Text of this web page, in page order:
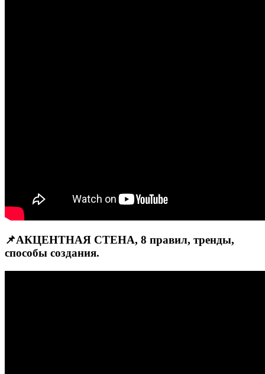
📌АКЦЕНТНАЯ СТЕНА, 8 правил, тренды,
способы создания.